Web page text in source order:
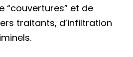
“couvertures” et de
traitants, d’infiltration